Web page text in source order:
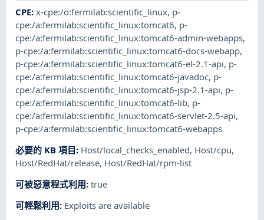
CPE:x-cpe:/o:fermilab:scientific_linux, p-
cpe:/a:fermilab:scientific_linux:tomcat6, p-
cpe:/a:fermilab:scientific_linux:tomcat6-admin-webapps,
p-cpe:/a:fermilab:scientific_linux:tomcat6-docs-webapp,
p-cpe:/a:fermilab:scientific_linux:tomcat6-el-2.1-api, p-
cpe:/a:fermilab:scientific_linux:tomcat6-javadoc, p-
cpe:/a:fermilab:scientific_linux:tomcat6-jsp-2.1-api, p-
cpe:/a:fermilab:scientific_linux:tomcat6-lib, p-
cpe:/a:fermilab:scientific_linux:tomcat6-servlet-2.5-api,
p-cpe:/a:fermilab:scientific_linux:tomcat6-webapps
必要的 KB 項目: Host/local_checks_enabled, Host/cpu,
Host/RedHat/release, Host/RedHat/rpm-list
可被惡意程式利用:true
可輕鬆利用: Exploits are available